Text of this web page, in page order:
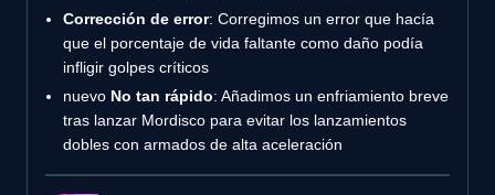
Corrección de error: Corregimos un error que hacía
que el porcentaje de vida faltante como daño podía
infligir golpes críticos
nuevo No tan rápido: Añadimos un enfriamiento breve
tras lanzar Mordisco para evitar los lanzamientos
dobles con armados de alta aceleración